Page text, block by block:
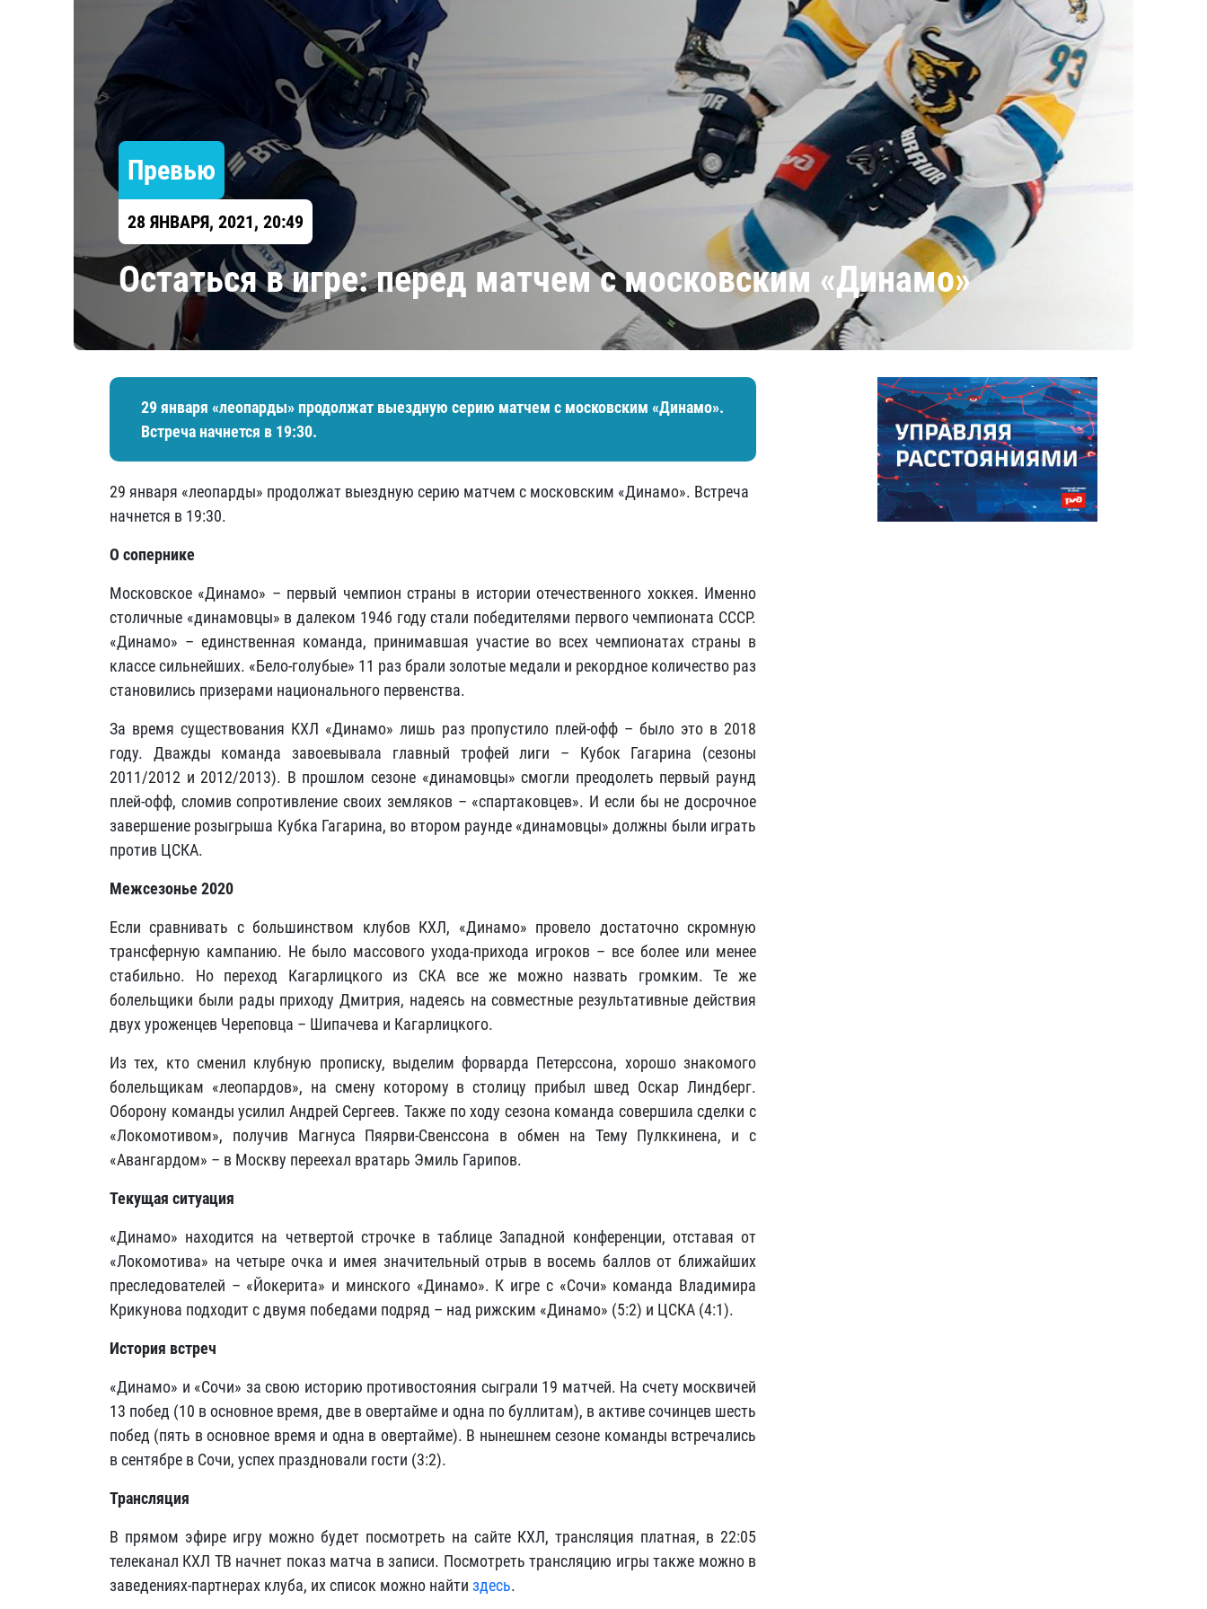
Локомотив
Шанхайские Драконы
Превью
28 ЯНВАРЯ, 2021, 20:49
Остаться в игре: перед матчем с московским «Динамо»
29 января «леопарды» продолжат выездную серию матчем с московским «Динамо».
Встреча начнется в 19:30.
29 января «леопарды» продолжат выездную серию матчем с московским «Динамо». Встреча
начнется в 19:30.
О сопернике
Московское «Динамо» – первый чемпион страны в истории отечественного хоккея. Именно
столичные «динамовцы» в далеком 1946 году стали победителями первого чемпионата СССР.
«Динамо» – единственная команда, принимавшая участие во всех чемпионатах страны в
классе сильнейших. «Бело-голубые» 11 раз брали золотые медали и рекордное количество раз
становились призерами национального первенства.
За время существования КХЛ «Динамо» лишь раз пропустило плей-офф – было это в 2018
году. Дважды команда завоевывала главный трофей лиги – Кубок Гагарина (сезоны
2011/2012 и 2012/2013). В прошлом сезоне «динамовцы» смогли преодолеть первый раунд
плей-офф, сломив сопротивление своих земляков – «спартаковцев». И если бы не досрочное
завершение розыгрыша Кубка Гагарина, во втором раунде «динамовцы» должны были играть
против ЦСКА.
Межсезонье 2020
Если сравнивать с большинством клубов КХЛ, «Динамо» провело достаточно скромную
трансферную кампанию. Не было массового ухода-прихода игроков – все более или менее
стабильно. Но переход Кагарлицкого из СКА все же можно назвать громким. Те же
болельщики были рады приходу Дмитрия, надеясь на совместные результативные действия
двух уроженцев Череповца – Шипачева и Кагарлицкого.
Из тех, кто сменил клубную прописку, выделим форварда Петерссона, хорошо знакомого
болельщикам «леопардов», на смену которому в столицу прибыл швед Оскар Линдберг.
Оборону команды усилил Андрей Сергеев. Также по ходу сезона команда совершила сделки с
«Локомотивом», получив Магнуса Пяярви-Свенссона в обмен на Тему Пулккинена, и с
«Авангардом» – в Москву переехал вратарь Эмиль Гарипов.
Текущая ситуация
«Динамо» находится на четвертой строчке в таблице Западной конференции, отставая от
«Локомотива» на четыре очка и имея значительный отрыв в восемь баллов от ближайших
преследователей – «Йокерита» и минского «Динамо». К игре с «Сочи» команда Владимира
Крикунова подходит с двумя победами подряд – над рижским «Динамо» (5:2) и ЦСКА (4:1).
История встреч
«Динамо» и «Сочи» за свою историю противостояния сыграли 19 матчей. На счету москвичей
13 побед (10 в основное время, две в овертайме и одна по буллитам), в активе сочинцев шесть
побед (пять в основное время и одна в овертайме). В нынешнем сезоне команды встречались
в сентябре в Сочи, успех праздновали гости (3:2).
Трансляция
В прямом эфире игру можно будет посмотреть на сайте КХЛ, трансляция платная, в 22:05
телеканал КХЛ ТВ начнет показ матча в записи. Посмотреть трансляцию игры также можно в
заведениях-партнерах клуба, их список можно найти здесь.